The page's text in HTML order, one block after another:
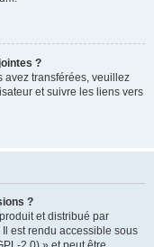
?
avez transférées, veuillez
et suivre les liens vers
?
et distribué par
est rendu accessible sous